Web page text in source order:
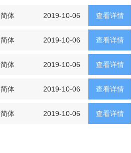
查看详情
简体 2019-10-06
查看详情
简体 2019-10-06
查看详情
简体 2019-10-06
查看详情
简体 2019-10-06
查看详情
简体 2019-10-06